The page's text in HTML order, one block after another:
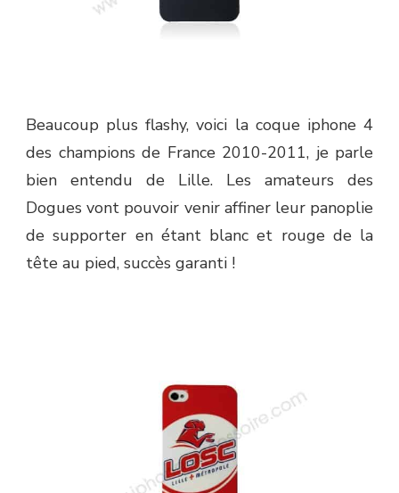
Beaucoup plus flashy, voici la coque iphone 4
des champions de France 2010-2011, je parle
bien entendu de Lille. Les amateurs des
Dogues vont pouvoir venir affiner leur panoplie
de supporter en étant blanc et rouge de la
tête au pied, succès garanti !